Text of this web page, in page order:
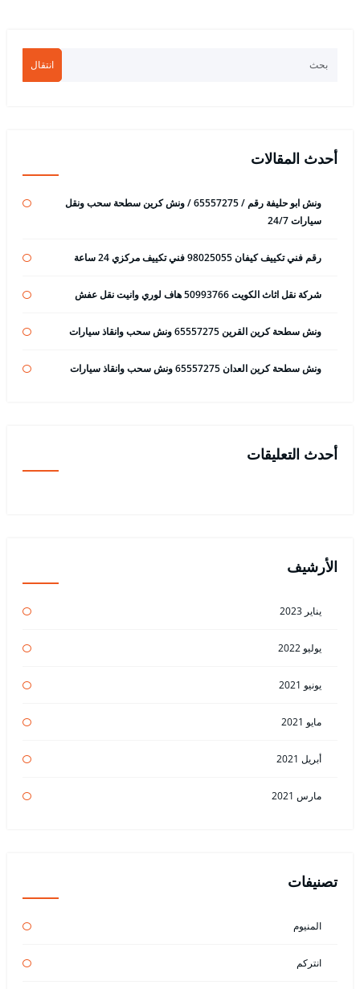
انتقال
أحدث المقالات
ونش ابو حليفة رقم / 65557275 / ونش كرين سطحة سحب ونقل
سيارات 24/7
رقم فني تكييف كيفان 98025055 فني تكييف مركزي 24 ساعة
شركة نقل اثاث الكويت 50993766 هاف لوري وانيت نقل عفش
ونش سطحة كرين القرين 65557275 ونش سحب وانقاذ سيارات
ونش سطحة كرين العدان 65557275 ونش سحب وانقاذ سيارات
أحدث التعليقات
الأرشيف
يناير 2023
يوليو 2022
يونيو 2021
مايو 2021
أبريل 2021
مارس 2021
تصنيفات
المنيوم
انتركم